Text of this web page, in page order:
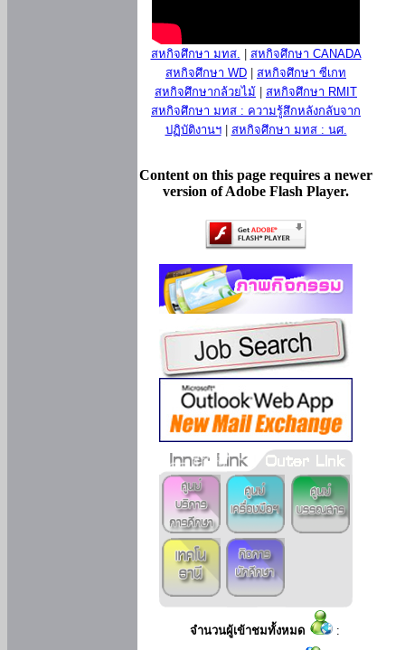
สหกิจศึกษา มทส.
สหกิจศึกษา CANADA
สหกิจศึกษา WD
สหกิจศึกษา ซีเกท
สหกิจศึกษากล้วยไม้
สหกิจศึกษา RMIT
สหกิจศึกษา มทส : ความรู้สึกหลังกลับจาก
ปฏิบัติงานฯ| สหกิจศึกษา มทส : นศ.
Content on this page requires a newer
version of Adobe Flash Player.
จำนวนผู้เข้าชมทั้งหมด :